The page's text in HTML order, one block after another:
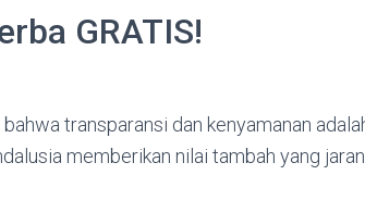
GRATIS!
transparansi dan kenyamanan
memberikan nilai tambah yang